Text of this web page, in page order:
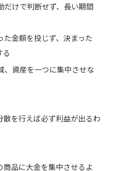
だけで判断せず、長い期間
た金額を投じず、決まった
、資産を一つに集中させな
を行えば必ず利益が出るわ
品に大金を集中させるよ